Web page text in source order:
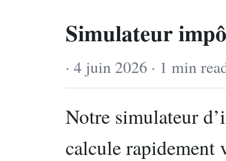
Simulateur
· 4 juin 2026 · 1 min
Notre simulateur
calcule